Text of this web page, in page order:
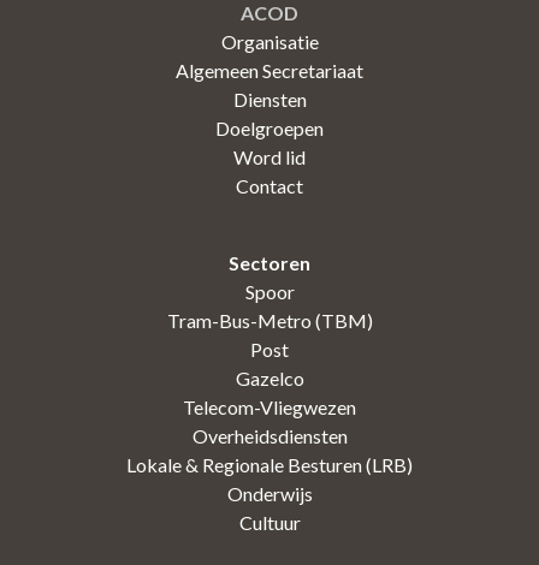
ACOD
Organisatie
Algemeen Secretariaat
Diensten
Doelgroepen
Word lid
Contact
Sectoren
Spoor
Tram-Bus-Metro (TBM)
Post
Gazelco
Telecom-Vliegwezen
Overheidsdiensten
Lokale & Regionale Besturen (LRB)
Onderwijs
Cultuur